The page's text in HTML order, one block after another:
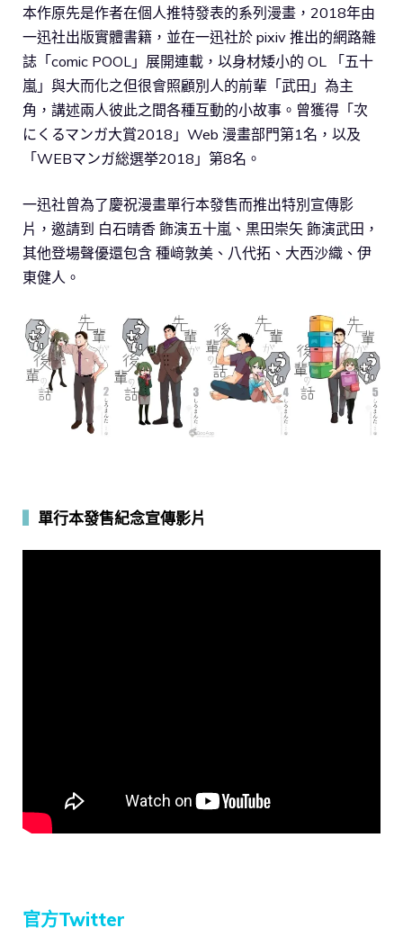
本作原先是作者在個人推特發表的系列漫畫，2018年由
一迅社出版實體書籍，並在一迅社於 pixiv 推出的網路雜
誌「comic POOL」展開連載，以身材矮小的 OL 「五十
嵐」與大而化之但很會照顧別人的前輩「武田」為主
角，講述兩人彼此之間各種互動的小故事。曾獲得「次
にくるマンガ大賞2018」Web 漫畫部門第1名，以及
「WEBマンガ総選挙2018」第8名。
一迅社曾為了慶祝漫畫單行本發售而推出特別宣傳影
片，邀請到 白石晴香 飾演五十嵐、黒田崇矢 飾演武田，
其他登場聲優還包含 種﨑敦美、八代拓、大西沙織、伊
東健人。
單行本發售紀念宣傳影片
官方Twitter